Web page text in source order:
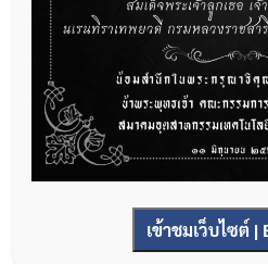
การโฆษณาเครื่องมือแพทย์แบบใดที่ได้
14 กรกฎาคม 2026
รู้หรือไม่? ผลิตภัณฑ์ชุดตรวจสําหรับตรว
เข้าชมเว็บไซต์ |